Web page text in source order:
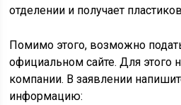
отделении и получает
Помимо этого, возможно
официальном сайте. Для этого
компании. В заявлении
информацию: